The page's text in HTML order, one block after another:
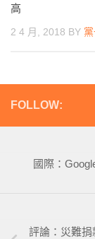
高
2 4 月, 2018 BY
FOLLOW:
國際：
評論：災難